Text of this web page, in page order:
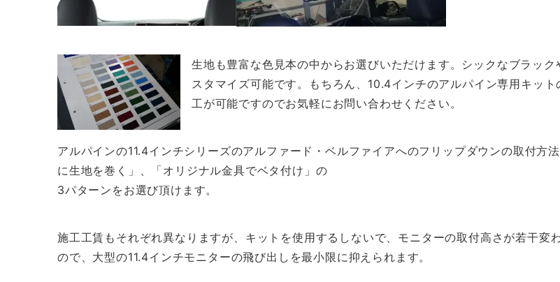
生地も豊富な色見本の中からお選びいただけます。シックなブラッ
スタマイズ可能です。もちろん、10.4インチのアルパイン専用キッ
工が可能ですのでお気軽にお問い合わせください。
アルパインの11.4インチシリーズのアルファード・ベルファイアへのフリップダウンの取付方
に生地を巻く」、「オリジナル金具でベタ付け」の
3パターンをお選び頂けます。
施工工賃もそれぞれ異なりますが、キットを使用するしないで、モニターの取付高さが若干変
ので、大型の11.4インチモニターの飛び出しを最小限に抑えられます。